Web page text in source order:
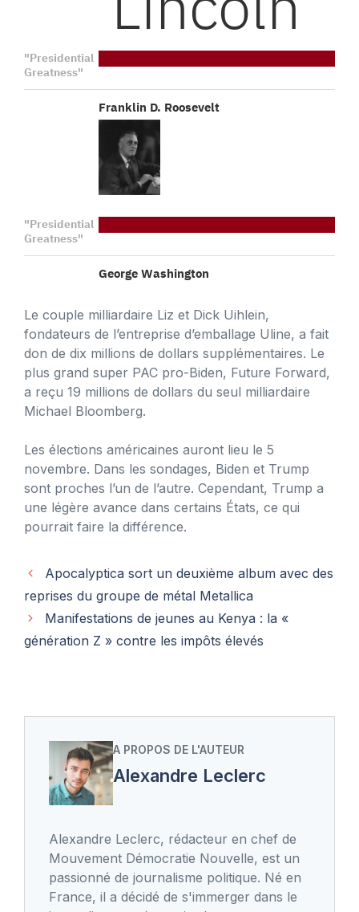
Le couple milliardaire Liz et Dick Uihlein,
fondateurs de l’entreprise d’emballage Uline, a fait
don de dix millions de dollars supplémentaires. Le
plus grand super PAC pro-Biden, Future Forward,
a reçu 19 millions de dollars du seul milliardaire
Michael Bloomberg.
Les élections américaines auront lieu le 5
novembre. Dans les sondages, Biden et Trump
sont proches l’un de l’autre. Cependant, Trump a
une légère avance dans certains États, ce qui
pourrait faire la différence.
Apocalyptica sort un deuxième album avec des
reprises du groupe de métal Metallica
Manifestations de jeunes au Kenya : la «
génération Z » contre les impôts élevés
A PROPOS DE L'AUTEUR
Alexandre Leclerc
Alexandre Leclerc, rédacteur en chef de
Mouvement Démocratie Nouvelle, est un
passionné de journalisme politique. Né en
France, il a décidé de s'immerger dans le